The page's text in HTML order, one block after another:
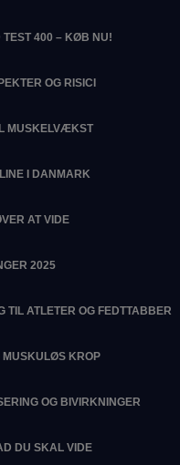
TEST 400 – KØB NU!
OG RISICI
MUSKELVÆKST
I DANMARK
AT VIDE
2025
ATLETER OG FEDTTABBER
MUSKULØS KROP
OG BIVIRKNINGER
DU SKAL VIDE